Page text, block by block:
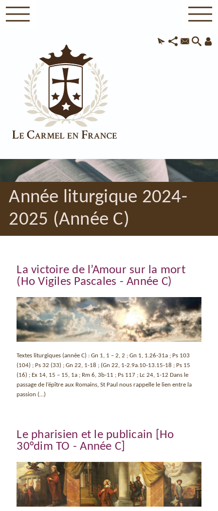
Année liturgique 2024-
2025 (Année C)
La victoire de l’Amour sur la mort
(Ho Vigiles Pascales - Année C)
Textes liturgiques (année C) : Gn 1, 1 – 2, 2 ; Gn 1, 1.26-31a ; Ps 103
(104) ; Ps 32 (33) ; Gn 22, 1-18 ; (Gn 22, 1-2.9a.10-13.15-18 ; Ps 15
(16) ; Ex 14, 15 – 15, 1a ; Rm 6, 3b-11 ; Ps 117 ; Lc 24, 1-12 Dans le
passage de l’épître aux Romains, St Paul nous rappelle le lien entre la
passion (…)
Le pharisien et le publicain [Ho
30°dim TO - Année C]